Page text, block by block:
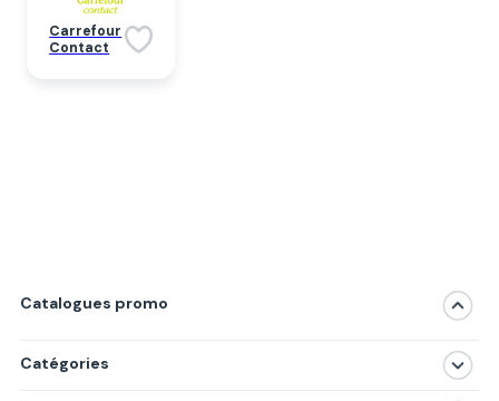
Carrefour
Contact
Catalogues promo
Catégories